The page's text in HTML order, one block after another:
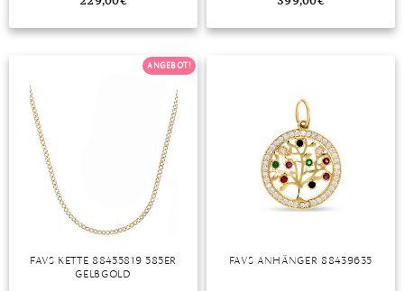
ANGEBOT!
FAVS KETTE 88455819 585ER
GELBGOLD
FAVS ANHÄNGER 88439635